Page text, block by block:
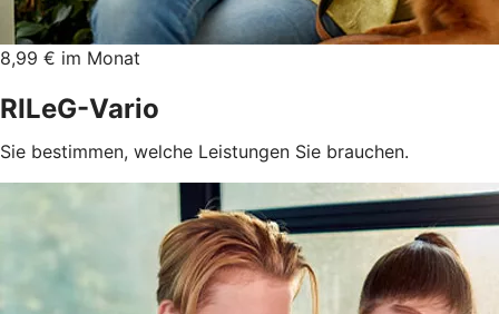
8,99 € im Monat
RILeG-Vario
Sie bestimmen, welche Leistungen Sie brauchen.